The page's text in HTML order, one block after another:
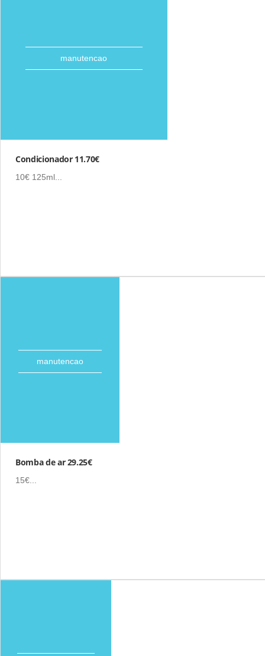
manutencao
Condicionador 11.70€
10€ 125ml...
manutencao
Bomba de ar 29.25€
15€...